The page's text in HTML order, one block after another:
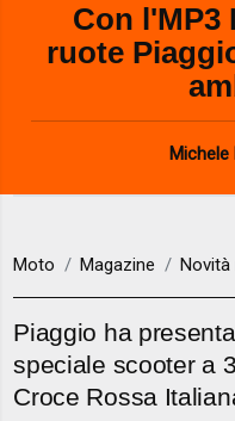
Con l'MP3
ruote
Michele
Moto Magazine
Piaggio ha
speciale scooter a
Croce Rossa